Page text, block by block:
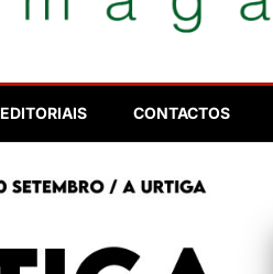
EDITORIAIS CONTACTOS